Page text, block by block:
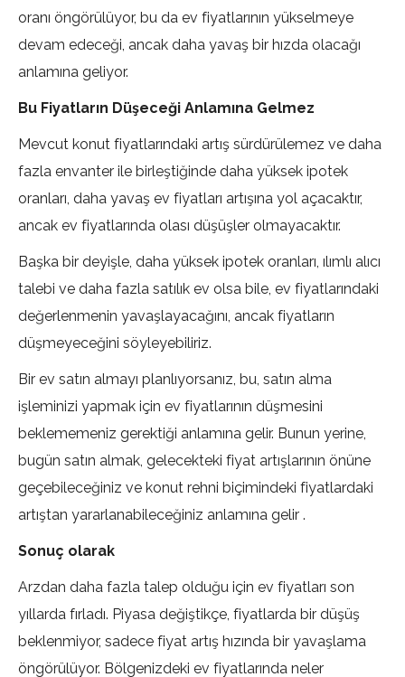
oranı öngörülüyor, bu da ev fiyatlarının yükselmeye
devam edeceği, ancak daha yavaş bir hızda olacağı
anlamına geliyor.
Bu Fiyatların Düşeceği Anlamına Gelmez
Mevcut konut fiyatlarındaki artış sürdürülemez ve daha
fazla envanter ile birleştiğinde daha yüksek ipotek
oranları, daha yavaş ev fiyatları artışına yol açacaktır,
ancak ev fiyatlarında olası düşüşler olmayacaktır.
Başka bir deyişle, daha yüksek ipotek oranları, ılımlı alıcı
talebi ve daha fazla satılık ev olsa bile, ev fiyatlarındaki
değerlenmenin yavaşlayacağını, ancak fiyatların
düşmeyeceğini söyleyebiliriz.
Bir ev satın almayı planlıyorsanız, bu, satın alma
işleminizi yapmak için ev fiyatlarının düşmesini
beklememeniz gerektiği anlamına gelir. Bunun yerine,
bugün satın almak, gelecekteki fiyat artışlarının önüne
geçebileceğiniz ve konut rehni biçimindeki fiyatlardaki
artıştan yararlanabileceğiniz anlamına gelir .
Sonuç olarak
Arzdan daha fazla talep olduğu için ev fiyatları son
yıllarda fırladı. Piyasa değiştikçe, fiyatlarda bir düşüş
beklenmiyor, sadece fiyat artış hızında bir yavaşlama
öngörülüyor. Bölgenizdeki ev fiyatlarında neler